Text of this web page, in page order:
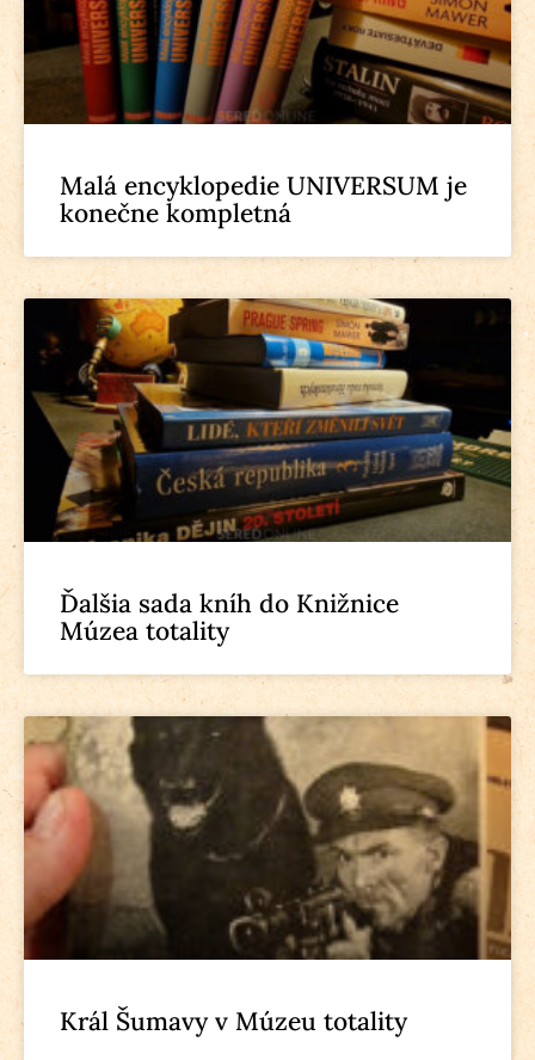
Malá encyklopedie UNIVERSUM je
konečne kompletná
Ďalšia sada kníh do Knižnice
Múzea totality
Král Šumavy v Múzeu totality